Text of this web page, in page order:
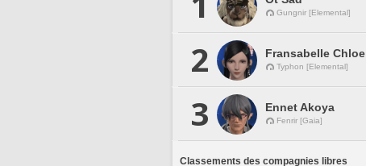
Gungnir [Elemental]
2 Fransabelle Chloe
Typhon [Elemental]
3 Ennet Akoya
Fenrir [Gaia]
Classements des compagnies libres